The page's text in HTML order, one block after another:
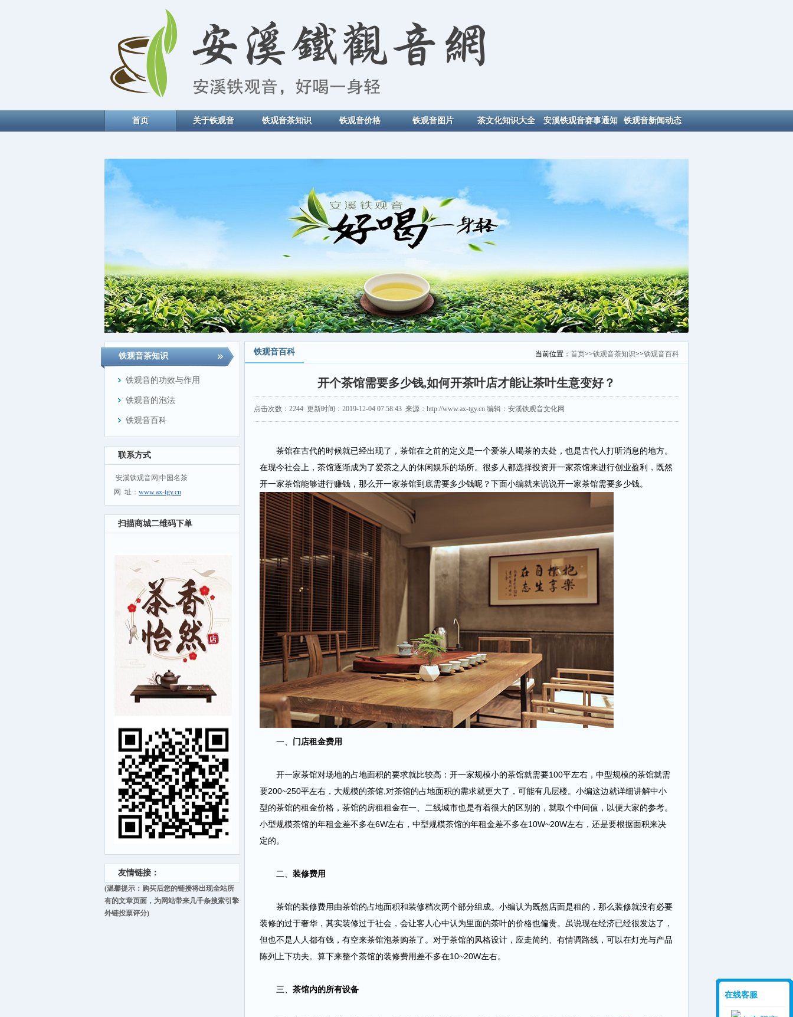
首页 关于铁观音 铁观音茶知识 铁观音价格 铁观音图片 茶文化知识大全 安溪铁观音赛事通知 铁观音新闻动态
铁观音茶知识
铁观音的功效与作用
铁观音的泡法
铁观音百科
联系方式
安溪铁观音网|中国名茶
网 址： www.ax-tgy.cn
扫描商城二维码下单
友情链接：
(温馨提示：购买后您的链接将出现全站所
有的文章页面，为网站带来几千条搜索引擎
外链投票评分)
当前位置： 首页>>铁观音茶知识>>铁观音百科
铁观音百科
开个茶馆需要多少钱,如何开茶叶店才能让茶叶生意变好？
点击次数： 2244 更新时间：2019-12-04 07:58:43 来源：http://www.ax-tgy.cn 编辑：安溪铁观音文化网
茶馆在古代的时候就已经出现了，茶馆在之前的定义是一个爱茶人喝茶的去处，也是古代人打听消息的地方。
在现今社会上，茶馆逐渐成为了爱茶之人的休闲娱乐的场所。很多人都选择投资开一家茶馆来进行创业盈利，既然
开一家茶馆能够进行赚钱，那么开一家茶馆到底需要多少钱呢？下面小编就来说说开一家茶馆需要多少钱。
一、 门店租金费用
开一家茶馆对场地的占地面积的要求就比较高：开一家规模小的茶馆就需要100平左右，中型规模的茶馆就需
要200~250平左右，大规模的茶馆,对茶馆的占地面积的需求就更大了，可能有几层楼。小编这边就详细讲解中小
型的茶馆的租金价格，茶馆的房租租金在一、二线城市也是有着很大的区别的，就取个中间值，以便大家的参考。
小型规模茶馆的年租金差不多在6W左右，中型规模茶馆的年租金差不多在10W~20W左右，还是要根据面积来决
定的。
二、 装修费用
茶馆的装修费用由茶馆的占地面积和装修档次两个部分组成。小编认为既然店面是租的，那么装修就没有必要
装修的过于奢华，其实装修过于社会，会让客人心中认为里面的茶叶的价格也偏贵。虽说现在经济已经很发达了，
但也不是人人都有钱，有空来茶馆泡茶购茶了。对于茶馆的风格设计，应走简约、有情调路线，可以在灯光与产品
陈列上下功夫。算下来整个茶馆的装修费用差不多在10~20W左右。
三、 茶馆内的所有设备
在线客服